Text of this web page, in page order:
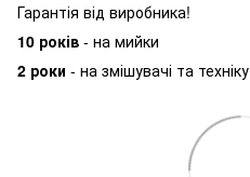
Гарантія від виробника!
10 років - на мийки
2 роки - на змішувачі та техніку